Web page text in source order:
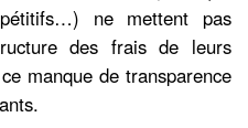
ne mettent pas
des frais de leurs
manque de transparence